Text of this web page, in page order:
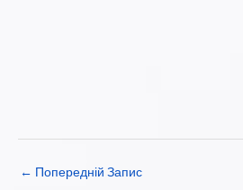
← Попередній Запис